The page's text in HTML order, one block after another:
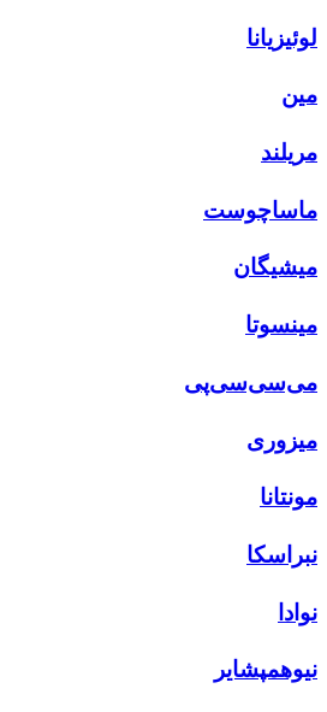
لوئیزیانا
مین
مریلند
ماساچوست
میشیگان
مینسوتا
می‌سی‌سی‌پی
میزوری
مونتانا
نبراسکا
نوادا
نیوهمپشایر